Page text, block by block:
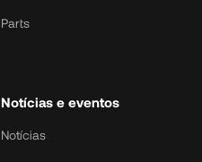
Parts
Notícias e eventos
Notícias